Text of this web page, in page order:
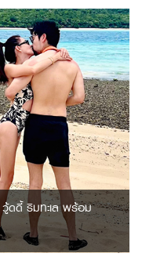
ดดี้ ริมทะเล พร้อม